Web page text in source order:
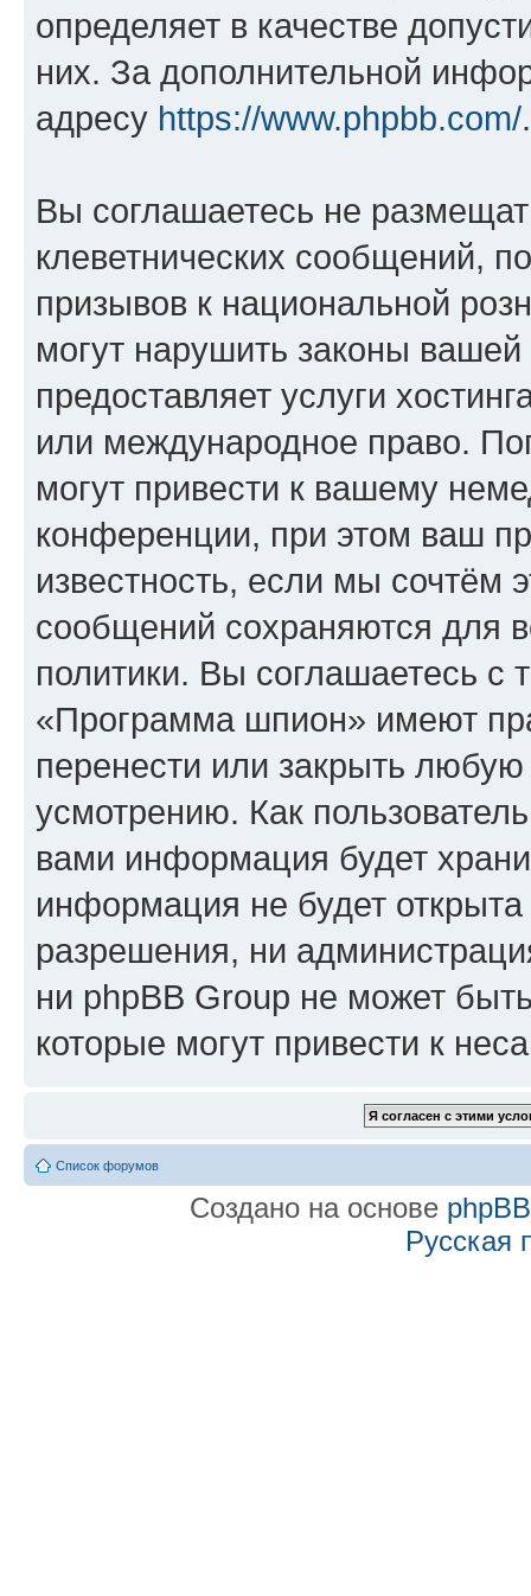
определяет в качестве
них. За дополнительной
адресу https://www.phpbb.com/.
Вы соглашаетесь не
клеветнических сообщений,
призывов к национальной
могут нарушить законы
предоставляет услуги
или международное право.
могут привести к вашему
конференции, при этом ваш
известность, если мы сочтём
сообщений сохраняются для
политики. Вы соглашаетесь
«Программа шпион» имеют
перенести или закрыть
усмотрению. Как
вами информация будет
информация не будет
разрешения, ни
ни phpBB Group не может
которые могут привести к
Список форумов
Создано на основе phpBB
Русская